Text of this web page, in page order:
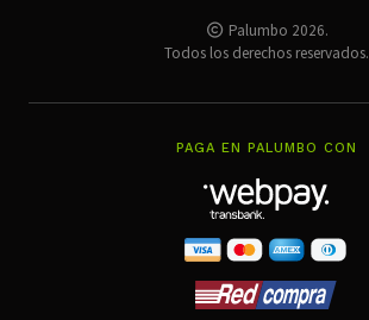
Palumbo 2026.
Todos los derechos reservados.
PAGA EN PALUMBO CON